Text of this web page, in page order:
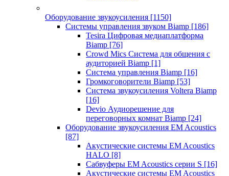
Оборудование звукоусиления [1150]
Системы управления звуком Biamp [186]
Tesira Цифровая медиаплатформа
Biamp [76]
Crowd Mics Система для общения с
аудиторией Biamp [1]
Система управления Biamp [16]
Громкоговорители Biamp [53]
Система звукоусиления Voltera Biamp
[16]
Devio Аудиорешение для
переговорных комнат Biamp [24]
Оборудование звукоусиления EM Acoustics
[87]
Акустические системы EM Acoustics
HALO [8]
Сабвуферы EM Acoustics серии S [16]
Акустические системы EM Acoustics